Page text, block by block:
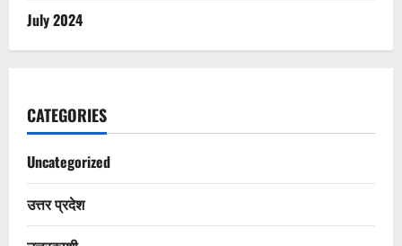
July 2024
CATEGORIES
Uncategorized
उत्तर प्रदेश